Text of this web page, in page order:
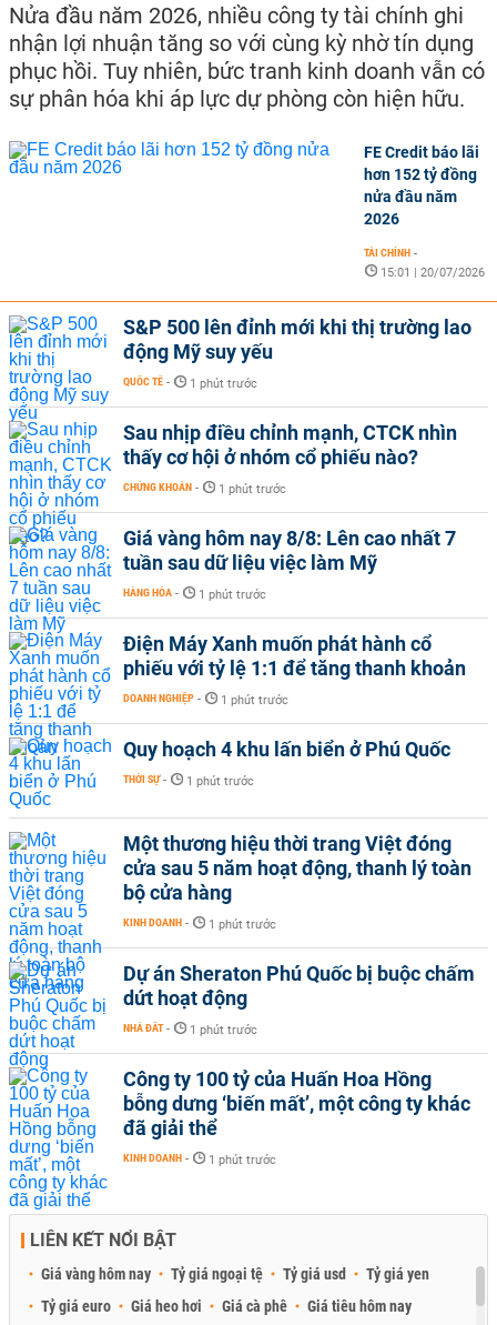
Nửa đầu năm 2026, nhiều công ty tài chính ghi
nhận lợi nhuận tăng so với cùng kỳ nhờ tín dụng
phục hồi. Tuy nhiên, bức tranh kinh doanh vẫn có
sự phân hóa khi áp lực dự phòng còn hiện hữu.
FE Credit báo lãi
hơn 152 tỷ đồng
nửa đầu năm
2026
TÀI CHÍNH -
15:01 | 20/07/2026
S&P 500 lên đỉnh mới khi thị trường lao
động Mỹ suy yếu
QUỐC TẾ - 1 phút trước
Sau nhịp điều chỉnh mạnh, CTCK nhìn
thấy cơ hội ở nhóm cổ phiếu nào?
CHỨNG KHOÁN - 1 phút trước
Giá vàng hôm nay 8/8: Lên cao nhất 7
tuần sau dữ liệu việc làm Mỹ
HÀNG HÓA - 1 phút trước
Điện Máy Xanh muốn phát hành cổ
phiếu với tỷ lệ 1:1 để tăng thanh khoản
DOANH NGHIỆP - 1 phút trước
Quy hoạch 4 khu lấn biển ở Phú Quốc
THỜI SỰ - 1 phút trước
Một thương hiệu thời trang Việt đóng
cửa sau 5 năm hoạt động, thanh lý toàn
bộ cửa hàng
KINH DOANH - 1 phút trước
Dự án Sheraton Phú Quốc bị buộc chấm
dứt hoạt động
NHÀ ĐẤT - 1 phút trước
Công ty 100 tỷ của Huấn Hoa Hồng
bỗng dưng ‘biến mất’, một công ty khác
đã giải thể
KINH DOANH - 1 phút trước
LIÊN KẾT NỔI BẬT
Giá vàng hôm nay Tỷ giá ngoại tệ Tỷ giá usd
Tỷ giá yen
Tỷ giá euro
Giá heo hơi Giá cà phê Giá tiêu hôm nay